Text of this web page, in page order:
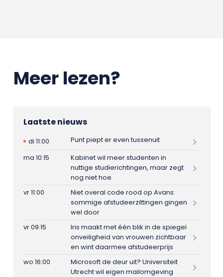
Meer lezen?
Laatste nieuws
di 11:00
Punt piept er even tussenuit
ma 10:15
Kabinet wil meer studenten in
nuttige studierichtingen, maar zegt
nog niet hoe
vr 11:00
Niet overal code rood op Avans:
sommige afstudeerzittingen gingen
wel door
vr 09:15
Iris maakt met één blik in de spiegel
onveiligheid van vrouwen zichtbaar
en wint daarmee afstudeerprijs
wo 16:00
Microsoft de deur uit? Universiteit
Utrecht wil eigen mailomgeving